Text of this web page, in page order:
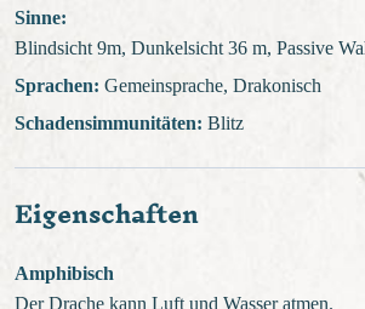
Sinne:
Blindsicht 9m, Dunkelsicht 36 m, Passive
Sprachen: Gemeinsprache, Drakonisch
Schadensimmunitäten: Blitz
Eigenschaften
Amphibisch
Der Drache kann Luft und Wasser atmen.